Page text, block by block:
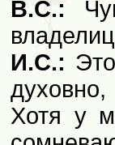
В.С.:
И.С.:
Хотя у